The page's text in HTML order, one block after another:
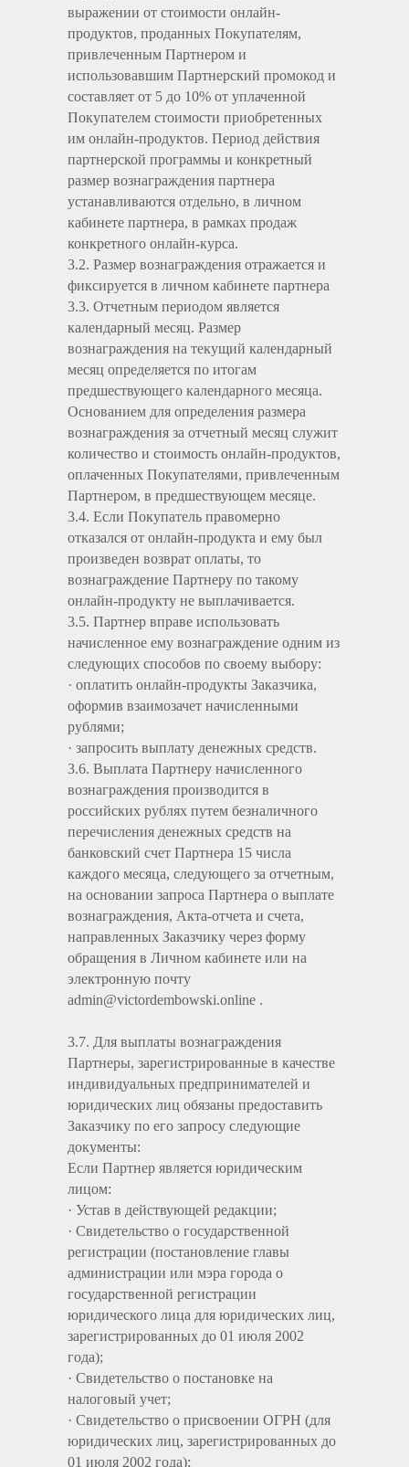
выражении от стоимости онлайн-
продуктов, проданных Покупателям,
привлеченным Партнером и
использовавшим Партнерский промокод и
составляет от 5 до 10% от уплаченной
Покупателем стоимости приобретенных
им онлайн-продуктов. Период действия
партнерской программы и конкретный
размер вознаграждения партнера
устанавливаются отдельно, в личном
кабинете партнера, в рамках продаж
конкретного онлайн-курса.
3.2. Размер вознаграждения отражается и
фиксируется в личном кабинете партнера
3.3. Отчетным периодом является
календарный месяц. Размер
вознаграждения на текущий календарный
месяц определяется по итогам
предшествующего календарного месяца.
Основанием для определения размера
вознаграждения за отчетный месяц служит
количество и стоимость онлайн-продуктов,
оплаченных Покупателями, привлеченным
Партнером, в предшествующем месяце.
3.4. Если Покупатель правомерно
отказался от онлайн-продукта и ему был
произведен возврат оплаты, то
вознаграждение Партнеру по такому
онлайн-продукту не выплачивается.
3.5. Партнер вправе использовать
начисленное ему вознаграждение одним из
следующих способов по своему выбору:
· оплатить онлайн-продукты Заказчика,
оформив взаимозачет начисленными
рублями;
· запросить выплату денежных средств.
3.6. Выплата Партнеру начисленного
вознаграждения производится в
российских рублях путем безналичного
перечисления денежных средств на
банковский счет Партнера 15 числа
каждого месяца, следующего за отчетным,
на основании запроса Партнера о выплате
вознаграждения, Акта-отчета и счета,
направленных Заказчику через форму
обращения в Личном кабинете или на
электронную почту
admin@victordembowski.online .
3.7. Для выплаты вознаграждения
Партнеры, зарегистрированные в качестве
индивидуальных предпринимателей и
юридических лиц обязаны предоставить
Заказчику по его запросу следующие
документы:
Если Партнер является юридическим
лицом:
· Устав в действующей редакции;
· Свидетельство о государственной
регистрации (постановление главы
администрации или мэра города о
государственной регистрации
юридического лица для юридических лиц,
зарегистрированных до 01 июля 2002
года);
· Свидетельство о постановке на
налоговый учет;
· Свидетельство о присвоении ОГРН (для
юридических лиц, зарегистрированных до
01 июля 2002 года);